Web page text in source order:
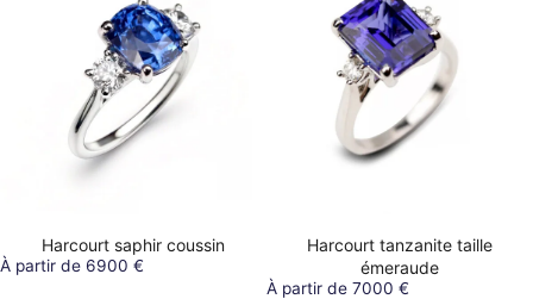
Harcourt saphir coussin
À partir de 6900 €
Harcourt tanzanite taille
émeraude
À partir de 7000 €